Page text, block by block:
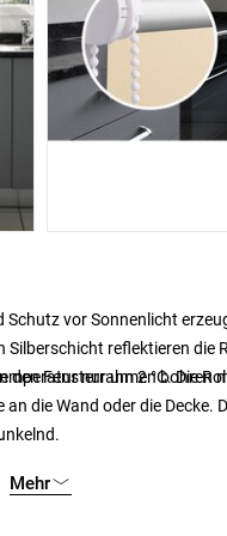
vor Sonnenlicht
reflektieren die
nur um 2 °C. Die
den Fensterrahmen bohren
die Wand oder die Decke.
Mehr